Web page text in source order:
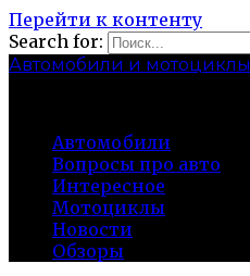
Перейти к контенту
Search for:
Автомобили и мотоциклы
Автомобили
Вопросы про авто
Интересное
Мотоциклы
Новости
Обзоры